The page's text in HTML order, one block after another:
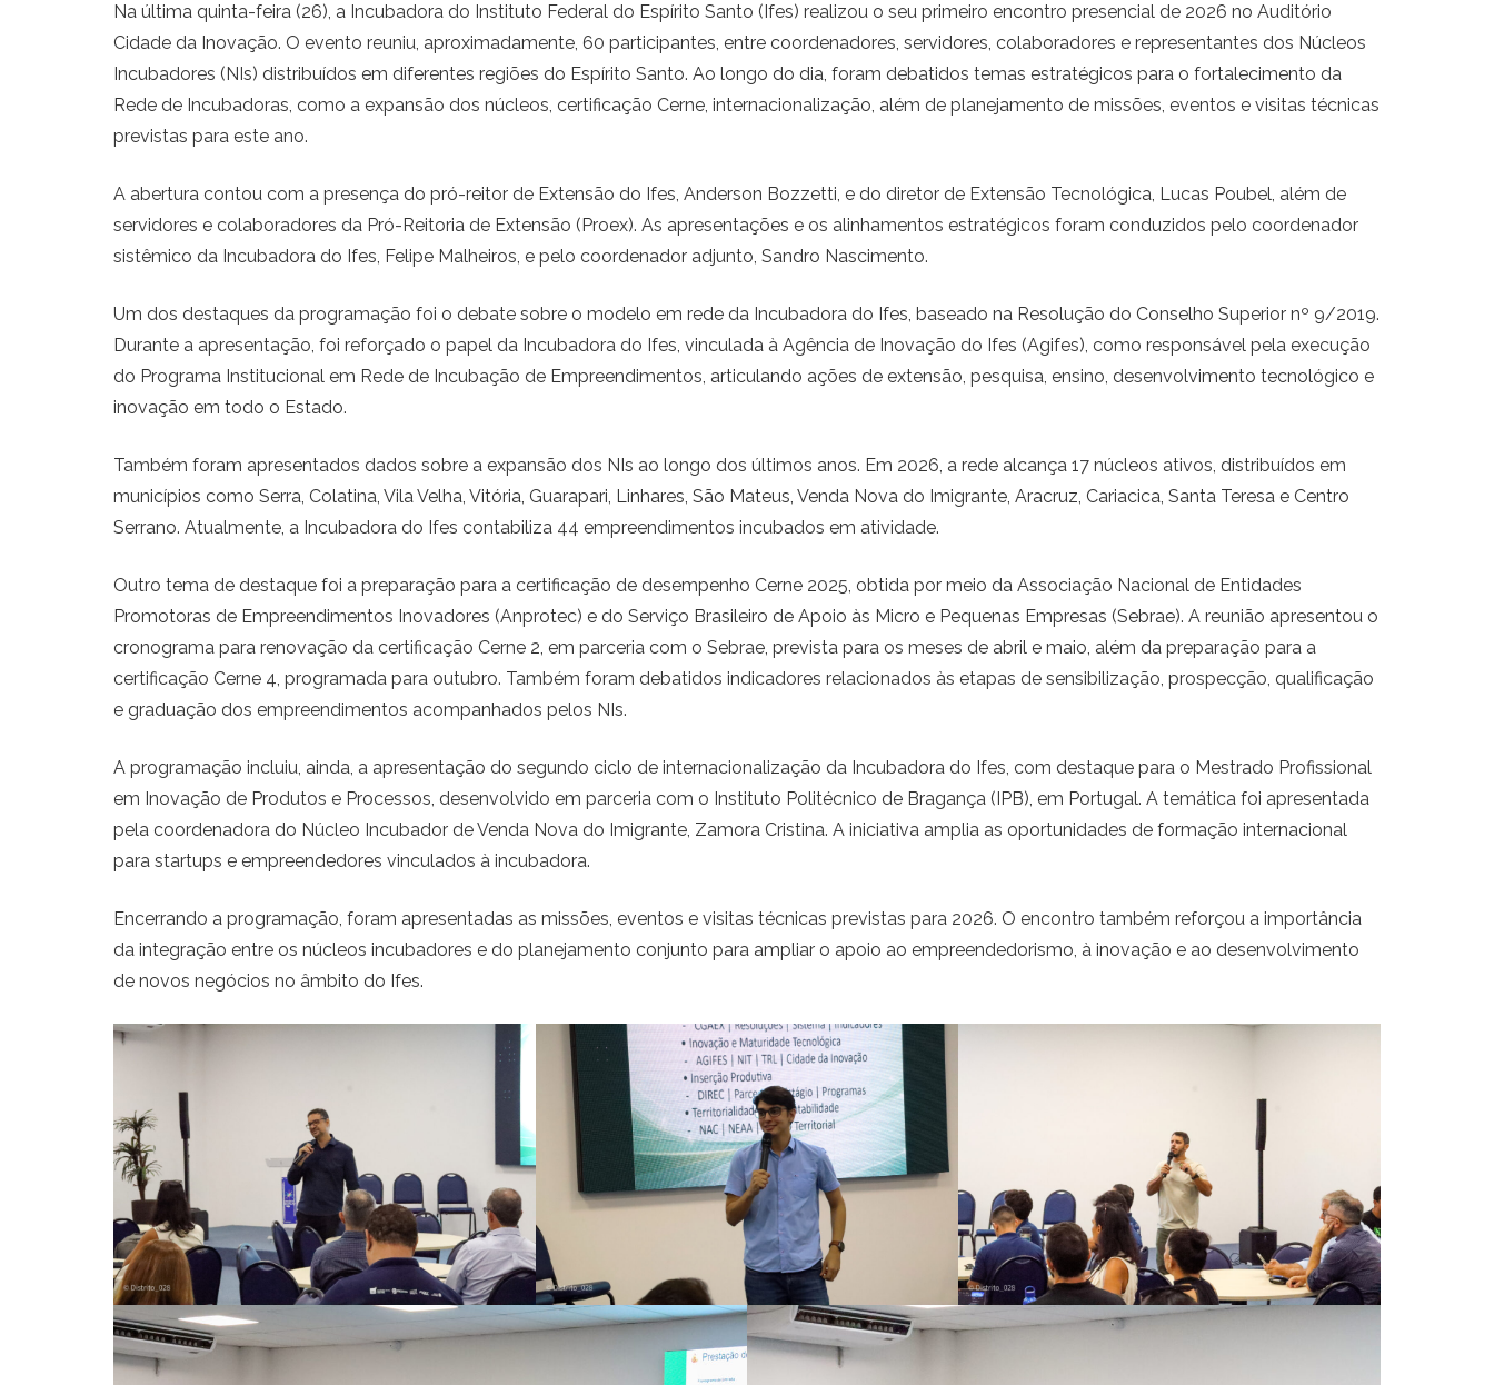
Na última quinta-feira (26), a Incubadora do Instituto Federal do Espírito Santo (Ifes) realizou o seu primeiro encontro presencial de 2026 no Auditório
Cidade da Inovação. O evento reuniu, aproximadamente, 60 participantes, entre coordenadores, servidores, colaboradores e representantes dos Núcleos
Incubadores (NIs) distribuídos em diferentes regiões do Espírito Santo. Ao longo do dia, foram debatidos temas estratégicos para o fortalecimento da
Rede de Incubadoras, como a expansão dos núcleos, certificação Cerne, internacionalização, além de planejamento de missões, eventos e visitas técnicas
previstas para este ano.
A abertura contou com a presença do pró-reitor de Extensão do Ifes, Anderson Bozzetti, e do diretor de Extensão Tecnológica, Lucas Poubel, além de
servidores e colaboradores da Pró-Reitoria de Extensão (Proex). As apresentações e os alinhamentos estratégicos foram conduzidos pelo coordenador
sistêmico da Incubadora do Ifes, Felipe Malheiros, e pelo coordenador adjunto, Sandro Nascimento.
Um dos destaques da programação foi o debate sobre o modelo em rede da Incubadora do Ifes, baseado na Resolução do Conselho Superior nº 9/2019.
Durante a apresentação, foi reforçado o papel da Incubadora do Ifes, vinculada à Agência de Inovação do Ifes (Agifes), como responsável pela execução
do Programa Institucional em Rede de Incubação de Empreendimentos, articulando ações de extensão, pesquisa, ensino, desenvolvimento tecnológico e
inovação em todo o Estado.
Também foram apresentados dados sobre a expansão dos NIs ao longo dos últimos anos. Em 2026, a rede alcança 17 núcleos ativos, distribuídos em
municípios como Serra, Colatina, Vila Velha, Vitória, Guarapari, Linhares, São Mateus, Venda Nova do Imigrante, Aracruz, Cariacica, Santa Teresa e Centro
Serrano. Atualmente, a Incubadora do Ifes contabiliza 44 empreendimentos incubados em atividade.
Outro tema de destaque foi a preparação para a certificação de desempenho Cerne 2025, obtida por meio da Associação Nacional de Entidades
Promotoras de Empreendimentos Inovadores (Anprotec) e do Serviço Brasileiro de Apoio às Micro e Pequenas Empresas (Sebrae). A reunião apresentou o
cronograma para renovação da certificação Cerne 2, em parceria com o Sebrae, prevista para os meses de abril e maio, além da preparação para a
certificação Cerne 4, programada para outubro. Também foram debatidos indicadores relacionados às etapas de sensibilização, prospecção, qualificação
e graduação dos empreendimentos acompanhados pelos NIs.
A programação incluiu, ainda, a apresentação do segundo ciclo de internacionalização da Incubadora do Ifes, com destaque para o Mestrado Profissional
em Inovação de Produtos e Processos, desenvolvido em parceria com o Instituto Politécnico de Bragança (IPB), em Portugal. A temática foi apresentada
pela coordenadora do Núcleo Incubador de Venda Nova do Imigrante, Zamora Cristina. A iniciativa amplia as oportunidades de formação internacional
para startups e empreendedores vinculados à incubadora.
Encerrando a programação, foram apresentadas as missões, eventos e visitas técnicas previstas para 2026. O encontro também reforçou a importância
da integração entre os núcleos incubadores e do planejamento conjunto para ampliar o apoio ao empreendedorismo, à inovação e ao desenvolvimento
de novos negócios no âmbito do Ifes.